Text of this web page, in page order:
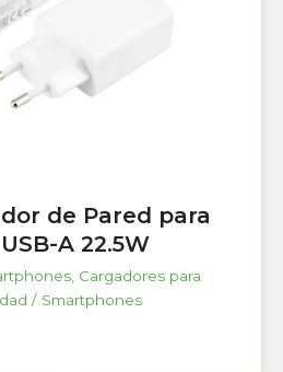
de Pared para
A 22.5W
, Cargadores para
/ Smartphones